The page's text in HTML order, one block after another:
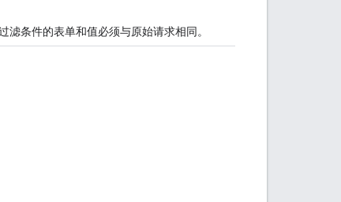
滤条件的表单和值必须与原始请求相同。